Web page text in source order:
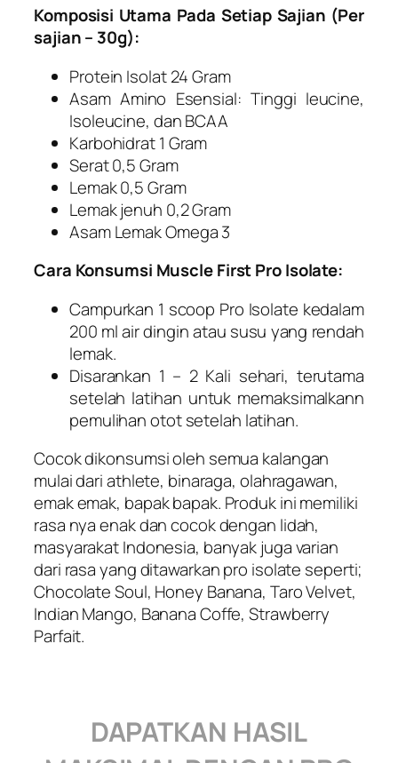
Komposisi Utama Pada Setiap Sajian (Per
sajian – 30g):
Protein Isolat 24 Gram
Asam Amino Esensial: Tinggi leucine,
Isoleucine, dan BCAA
Karbohidrat 1 Gram
Serat 0,5 Gram
Lemak 0,5 Gram
Lemak jenuh 0,2 Gram
Asam Lemak Omega 3
Cara Konsumsi Muscle First Pro Isolate:
Campurkan 1 scoop Pro Isolate kedalam
200 ml air dingin atau susu yang rendah
lemak.
Disarankan 1 – 2 Kali sehari, terutama
setelah latihan untuk memaksimalkann
pemulihan otot setelah latihan.
Cocok dikonsumsi oleh semua kalangan
mulai dari athlete, binaraga, olahragawan,
emak emak, bapak bapak. Produk ini memiliki
rasa nya enak dan cocok dengan lidah,
masyarakat Indonesia, banyak juga varian
dari rasa yang ditawarkan pro isolate seperti;
Chocolate Soul, Honey Banana, Taro Velvet,
Indian Mango, Banana Coffe, Strawberry
Parfait.
DAPATKAN HASIL